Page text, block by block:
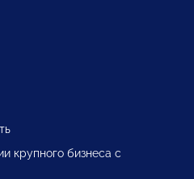
крупного бизнеса с